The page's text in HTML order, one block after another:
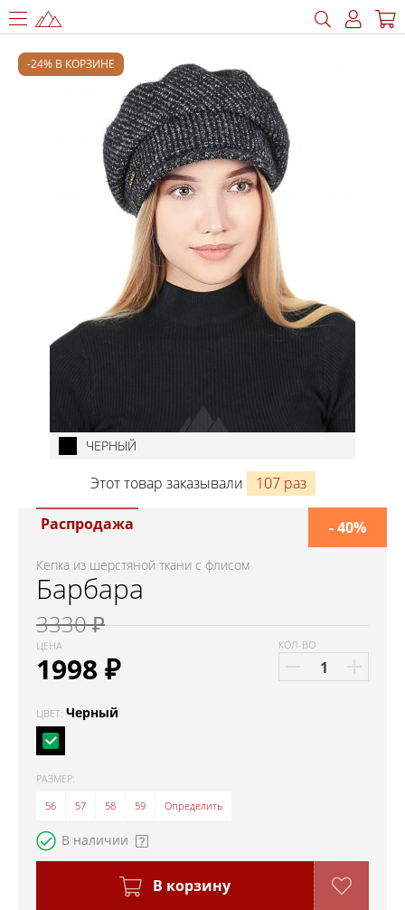
-24% В КОРЗИНЕ
ЧЕРНЫЙ
Этот товар заказывали 107 раз
Распродажа
Кепка из шерстяной ткани с флисом
Барбара
3330 ₽
ЦЕНА
1998 ₽
- 40%
КОЛ-ВО
ЦВЕТ: Черный
РАЗМЕР:
56
57 58 59 Определить
В наличии
В корзину